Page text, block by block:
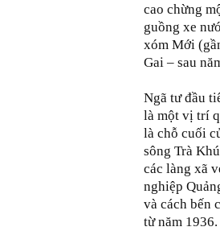
cao chừng
guồng xe
xóm Mới
Gai – sau
Ngã tư đầu
là một vị trí
là chỗ cuối
sông Trà
các làng xã
nghiệp
và cách bến
từ năm